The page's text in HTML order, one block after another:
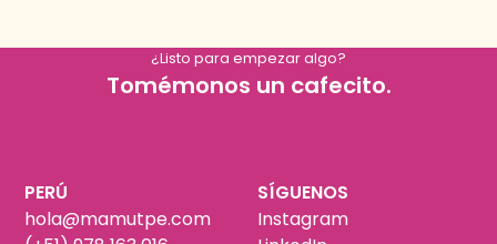
¿Listo para empezar algo?
Tomémonos un cafecito.
PERÚ
hola@mamutpe.com
SÍGUENOS
Instagram